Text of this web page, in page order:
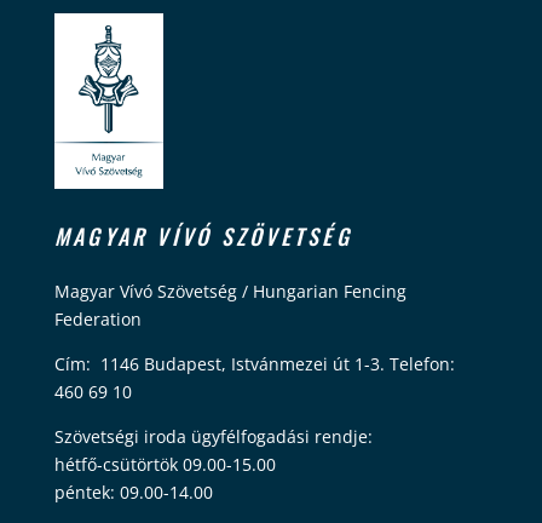
MAGYAR VÍVÓ SZÖVETSÉG
Magyar Vívó Szövetség / Hungarian Fencing
Federation
Cím: 1146 Budapest, Istvánmezei út 1-3. Telefon:
460 69 10
Szövetségi iroda ügyfélfogadási rendje:
hétfő-csütörtök 09.00-15.00
péntek: 09.00-14.00